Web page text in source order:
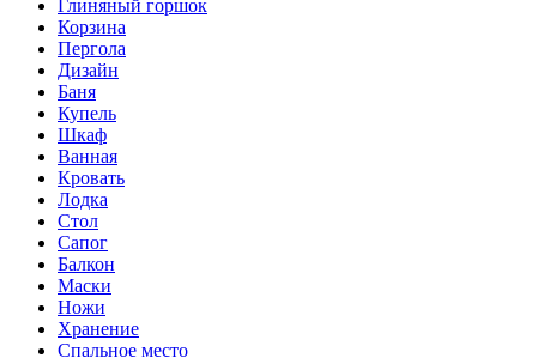
Глиняный горшок
Корзина
Пергола
Дизайн
Баня
Купель
Шкаф
Ванная
Кровать
Лодка
Стол
Сапог
Балкон
Маски
Ножи
Хранение
Спальное место